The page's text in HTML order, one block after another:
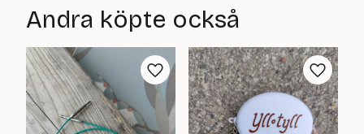
är:
kr
75
Andra köpte också